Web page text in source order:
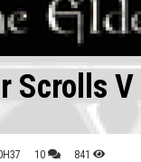
Scrolls
10 841